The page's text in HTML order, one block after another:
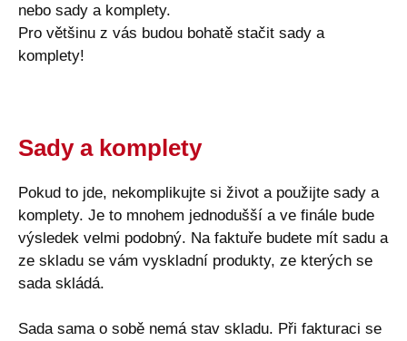
nebo sady a komplety.
Pro většinu z vás budou bohatě stačit sady a
komplety!
Sady a komplety
Pokud to jde, nekomplikujte si život a použijte sady a
komplety. Je to mnohem jednodušší a ve finále bude
výsledek velmi podobný. Na faktuře budete mít sadu a
ze skladu se vám vyskladní produkty, ze kterých se
sada skládá.
Sada sama o sobě nemá stav skladu. Při fakturaci se